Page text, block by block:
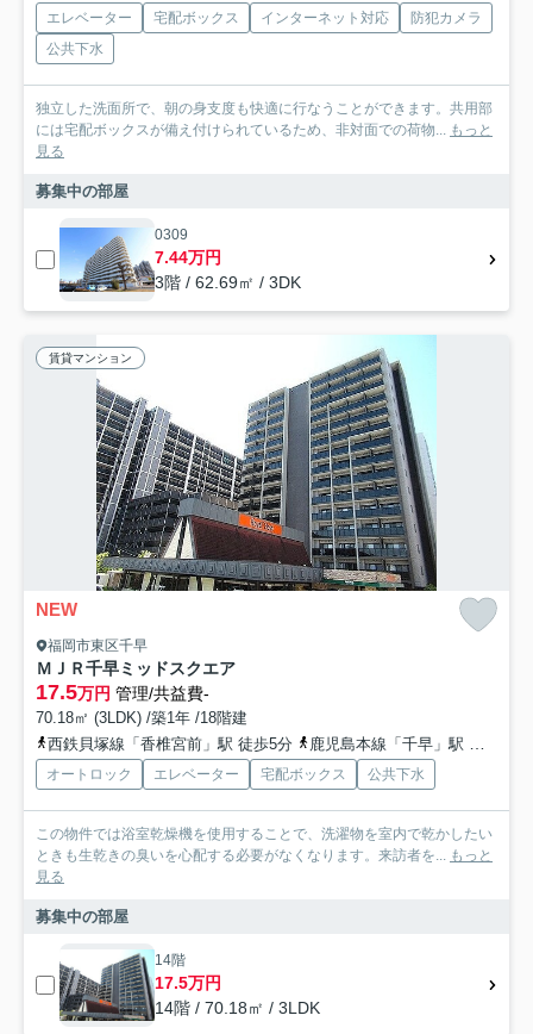
エレベーター 宅配ボックス インターネット対応
防犯カメラ
公共下水
独立した洗面所で、朝の身支度も快適に行なうことができます。共用部
には宅配ボックスが備え付けられているため、非対面での荷物... もっと
見る
募集中の部屋
0309
7.44万円
3階 / 62.69㎡ / 3DK
賃貸マンション
NEW
福岡市東区千早
ＭＪＲ千早ミッドスクエア
17.5万円 管理/共益費-
70.18㎡ (3LDK) /築1年 /18階建
西鉄貝塚線「香椎宮前」駅 徒歩5分
鹿児島本線「千早」駅 徒歩8分
オートロック エレベーター 宅配ボックス 公共下水
この物件では浴室乾燥機を使用することで、洗濯物を室内で乾かしたい
ときも生乾きの臭いを心配する必要がなくなります。来訪者を... もっと
見る
募集中の部屋
14階
17.5万円
14階 / 70.18㎡ / 3LDK